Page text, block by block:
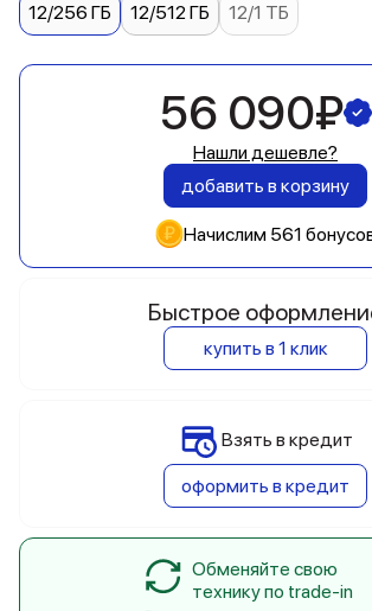
12/256 ГБ 12/512 ГБ 12/1 ТБ
56 090₽
Нашли дешевле?
добавить в корзину
Начислим 561
Быстрое
купить в 1 клик
Взять в кредит
оформить в кредит
Обменяйте свою
технику по trade-in